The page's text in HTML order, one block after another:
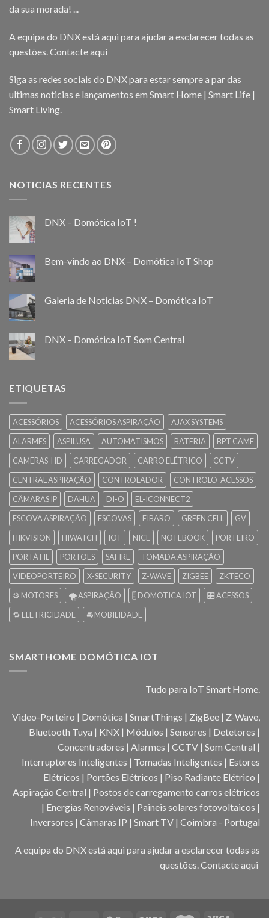
da sua morada! ...
A equipa do DNX está aqui para ajudar a esclarecer todas as
questões. Contacte aqui
Siga as redes sociais do DNX para estar sempre a par das
ultimas noticias e lançamentos em Smart Home | Smart Life |
Smart Living.
NOTICIAS RECENTES
DNX – Domótica IoT !
Bem-vindo ao DNX – Domótica IoT Shop
Galeria de Noticias DNX – Domótica IoT
DNX – Domótica IoT Som Central
ETIQUETAS
ACESSÓRIOS ACESSÓRIOS ASPIRAÇÃO
AJAX SYSTEMS
ALARMES
ASPILUSA AUTOMATISMOS BATERIA
BPT CAME
CAMERAS-HD
CARREGADOR CARRO ELÉTRICO
CCTV
CENTRAL ASPIRAÇÃO
CONTROLADOR
CONTROLO-ACESSOS
CÂMARAS IP
DAHUA DI-O
EL-ICONNECT2
ESCOVA ASPIRAÇÃO
ESCOVAS FIBARO GREEN CELL
GV
HIKVISION
HIWATCH IOT NICE NOTEBOOK
PORTEIRO
PORTÁTIL
PORTÕES SAFIRE
TOMADA ASPIRAÇÃO
VIDEOPORTEIRO
X-SECURITY Z-WAVE ZIGBEE
ZKTECO
⚙️ MOTORES
🌪️ ASPIRAÇÃO 🎚️ DOMOTICA IOT
🎛️ ACESSOS
🔁 ELETRICIDADE
🚘 MOBILIDADE
SMARTHOME DOMÓTICA IOT
Tudo para IoT Smart Home.
Video-Porteiro | Domótica | SmartThings | ZigBee | Z-Wave,
Bluetooth Tuya | KNX | Módulos | Sensores | Detetores |
Concentradores | Alarmes | CCTV | Som Central |
Interruptores Inteligentes | Tomadas Inteligentes | Estores
Elétricos | Portões Elétricos | Piso Radiante Elétrico |
Aspiração Central | Postos de carregamento carros elétricos
| Energias Renováveis | Paineis solares fotovoltaicos |
Inversores | Câmaras IP | Smart TV | Coimbra - Portugal
A equipa do DNX está aqui para ajudar a esclarecer todas as
questões. Contacte aqui